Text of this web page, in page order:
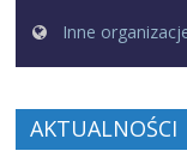
Inne
AKTUALNOŚCI